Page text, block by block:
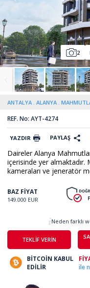
2
ANTALYA ALANYA
REF. No: AYT-4274
YAZDIR PAYLAŞ
Daireler Alanya
içerisinde yer
kameraları ve jeneratör
BAZ FİYAT
149.000 EUR
TEKLİF VERİN
Neden farklı
BİTCOİN KABUL
EDİLİR
ile